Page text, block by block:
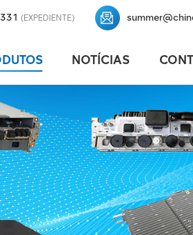
(EXPEDIENTE)
NOTÍCIAS